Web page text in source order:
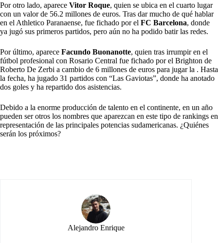
Por otro lado, aparece Vitor Roque, quien se ubica en el cuarto lugar
con un valor de 56.2 millones de euros. Tras dar mucho de qué hablar
en el Athletico Paranaense, fue fichado por el FC Barcelona, donde
ya jugó sus primeros partidos, pero aún no ha podido batir las redes.
Por último, aparece Facundo Buonanotte, quien tras irrumpir en el
fútbol profesional con Rosario Central fue fichado por el Brighton de
Roberto De Zerbi a cambio de 6 millones de euros para jugar la . Hasta
la fecha, ha jugado 31 partidos con “Las Gaviotas”, donde ha anotado
dos goles y ha repartido dos asistencias.
Debido a la enorme producción de talento en el continente, en un año
pueden ser otros los nombres que aparezcan en este tipo de rankings en
representación de las principales potencias sudamericanas. ¿Quiénes
serán los próximos?
Alejandro Enrique